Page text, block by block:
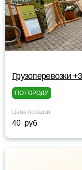
Грузоперевозки
ПО ГОРОДУ
Цена посадки
40 руб